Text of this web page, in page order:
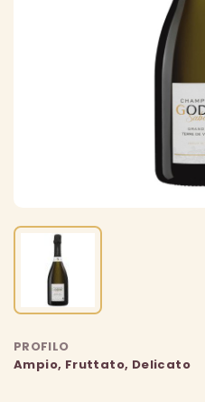
PROFILO
Ampio, Fruttato, Delicato